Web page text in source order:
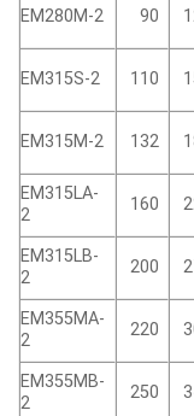
EM280M-2 90
EM315S-2 110
EM315M-2 132
EM315LA-
2
160
EM315LB-
2
200
EM355MA-
2
220
EM355MB-
2
250